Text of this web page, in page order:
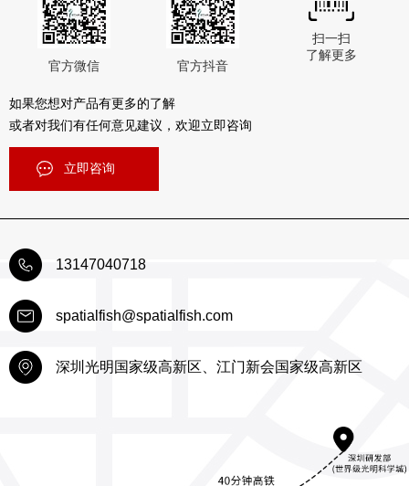
官方微信 官方抖音
扫一扫
了解更多
如果您想对产品有更多的了解
或者对我们有任何意见建议，欢迎立即咨询
立即咨询
13147040718
spatialfish@spatialfish.com
深圳光明国家级高新区、江门新会国家级高新区